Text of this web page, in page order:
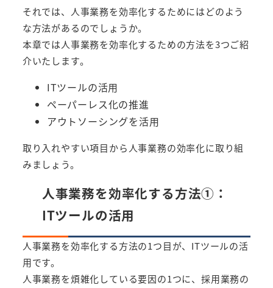
それでは、人事業務を効率化するためにはどのよう
な方法があるのでしょうか。
本章では人事業務を効率化するための方法を3つご紹
介いたします。
ITツールの活用
ペーパーレス化の推進
アウトソーシングを活用
取り入れやすい項目から人事業務の効率化に取り組
みましょう。
人事業務を効率化する方法①：
ITツールの活用
人事業務を効率化する方法の1つ目が、ITツールの活
用です。
人事業務を煩雑化している要因の1つに、採用業務の